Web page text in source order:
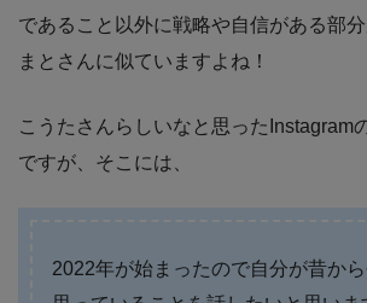
であること以外に戦略や自信がある部
まとさんに似ていますよね！
こうたさんらしいなと思ったInstagram
ですが、そこには、
2022年が始まったので自分が昔か